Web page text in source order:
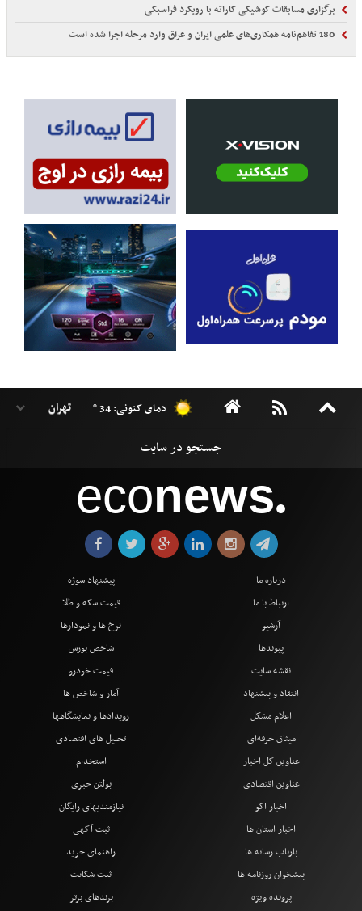
برگزاری مسابقات کوشیکی کاراته با رویکرد فراسبکی
دمای کنونی: 34 °
econews●
درباره ما
ارتباط با ما
آرشیو
پیوندها
نقشه سایت
انتقاد و پیشنهاد
اعلام مشکل
میثاق حرفه‌ای
پیشنهاد سوژه
قیمت سکه و طلا
نرخ ها و نمودارها
شاخص بورس
قیمت خودرو
آمار و شاخص ها
رویدادها و نمایشگاهها
تحلیل های اقتصادی
عناوین کل اخبار
عناوین اقتصادی
اخبار اکو
اخبار استان ها
بازتاب رسانه ها
پیشخوان روزنامه ها
پرونده ویژه
استخدام
بولتن خبری
نیازمندیهای رایگان
ثبت آگهی
راهنمای خرید
ثبت شکایت
برندهای برتر